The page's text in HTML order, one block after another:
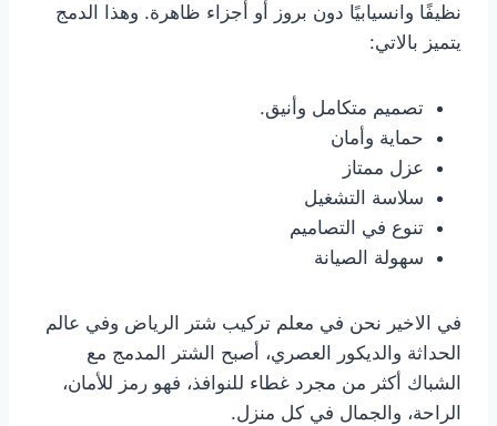
نظيفًا وانسيابيًا دون بروز أو أجزاء ظاهرة. وهذا الدمج
يتميز بالاتي:
تصميم متكامل وأنيق.
حماية وأمان
عزل ممتاز
سلاسة التشغيل
تنوع في التصاميم
سهولة الصيانة
في الاخير نحن في معلم تركيب شتر الرياض وفي عالم
الحداثة والديكور العصري، أصبح الشتر المدمج مع
الشباك أكثر من مجرد غطاء للنوافذ، فهو رمز للأمان،
الراحة، والجمال في كل منزل.